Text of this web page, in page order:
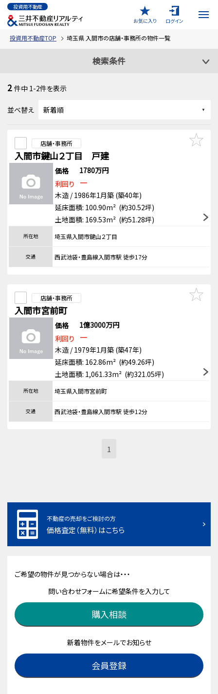
投資用不動産
お気に入り
ログイン
投資用不動産TOP 埼玉県 入間市の店舗・事務所の物件一覧
検索条件
2 件中 1-2件を表示
並べ替え
店舗・事務所
入間市鍵山２丁目 戸建
価格
1780万円
利回り
－
木造 / 1986年1月築 (築40年)
延床面積: 100.90m² (約30.52坪)
土地面積: 169.53m² (約51.28坪)
所在地 埼玉県入間市鍵山２丁目
交通 西武池袋・豊島線入間市駅 徒歩17分
店舗・事務所
入間市宮前町
価格
1億3000万円
利回り
－
木造 / 1979年1月築 (築47年)
延床面積: 162.86m² (約49.26坪)
土地面積: 1,061.33m² (約321.05坪)
所在地 埼玉県入間市宮前町
交通 西武池袋・豊島線入間市駅 徒歩12分
1
不動産の売却をご検討の方
価格査定（無料）はこちら
ご希望の物件が見つからない場合は・・・
問い合わせフォームに希望条件を入力して
購入相談
新着物件をメールでお知らせ
会員登録